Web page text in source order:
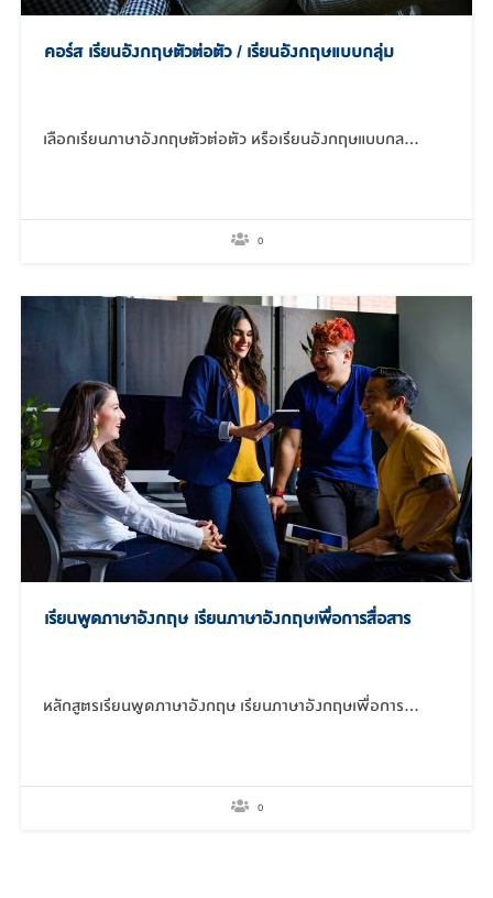
คอร์ส เรียนอังกฤษตัวต่อตัว / เรียนอังกฤษแบบกลุ่ม
เลือกเรียนภาษาอังกฤษตัวต่อตัว หรือเรียนอังกฤษแบบกล…
0
เรียนพูดภาษาอังกฤษ เรียนภาษาอังกฤษเพื่อการสื่อสาร
หลักสูตรเรียนพูดภาษาอังกฤษ เรียนภาษาอังกฤษเพื่อการ…
0